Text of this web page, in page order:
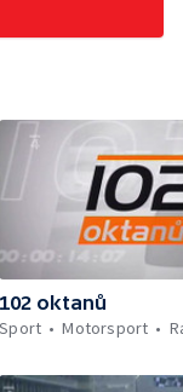
102 oktanů
Sport
Motorsport